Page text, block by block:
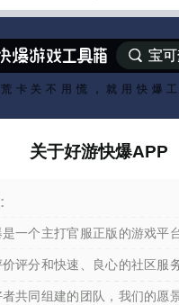
宝
卡关不用慌，就用快爆工
关于好游快爆APP
一个主打官服正版的游戏平
价评分和快速、良心的社区服
共同组建的团队，我们的愿